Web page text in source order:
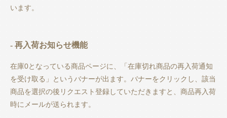
います。
- 再入荷お知らせ機能
在庫0となっている商品ページに、「在庫切れ商品の再入荷通知
を受け取る」というバナーが出ます。バナーをクリックし、該当
商品を選択の後リクエスト登録していただきますと、商品再入荷
時にメールが送られます。